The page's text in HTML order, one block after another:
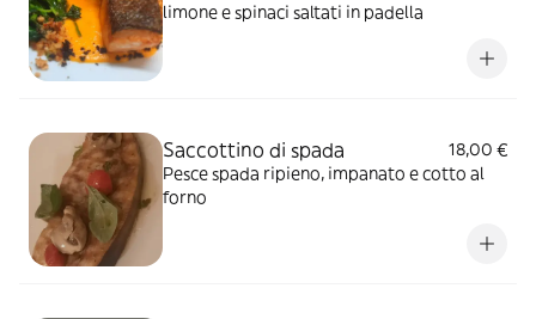
limone e spinaci saltati in padella
Saccottino di spada
18,00 €
Pesce spada ripieno, impanato e cotto al
forno